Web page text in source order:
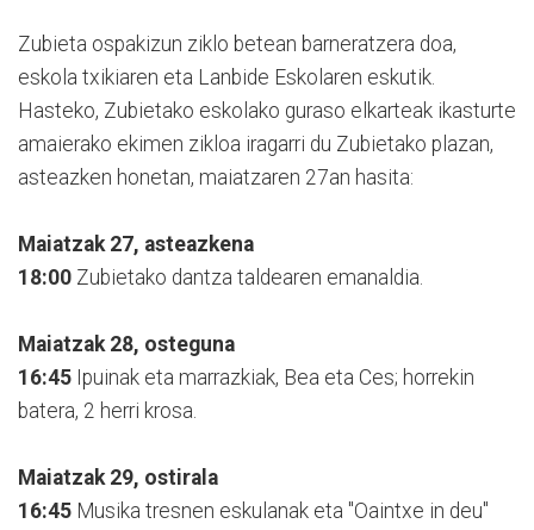
Zubieta ospakizun ziklo betean barneratzera doa,
eskola txikiaren eta Lanbide Eskolaren eskutik.
Hasteko, Zubietako eskolako guraso elkarteak ikasturte
amaierako ekimen zikloa iragarri du Zubietako plazan,
asteazken honetan, maiatzaren 27an hasita:
Maiatzak 27, asteazkena
18:00 Zubietako dantza taldearen emanaldia.
Maiatzak 28, osteguna
16:45 Ipuinak eta marrazkiak, Bea eta Ces; horrekin
batera, 2 herri krosa.
Maiatzak 29, ostirala
16:45 Musika tresnen eskulanak eta "Oaintxe in deu"